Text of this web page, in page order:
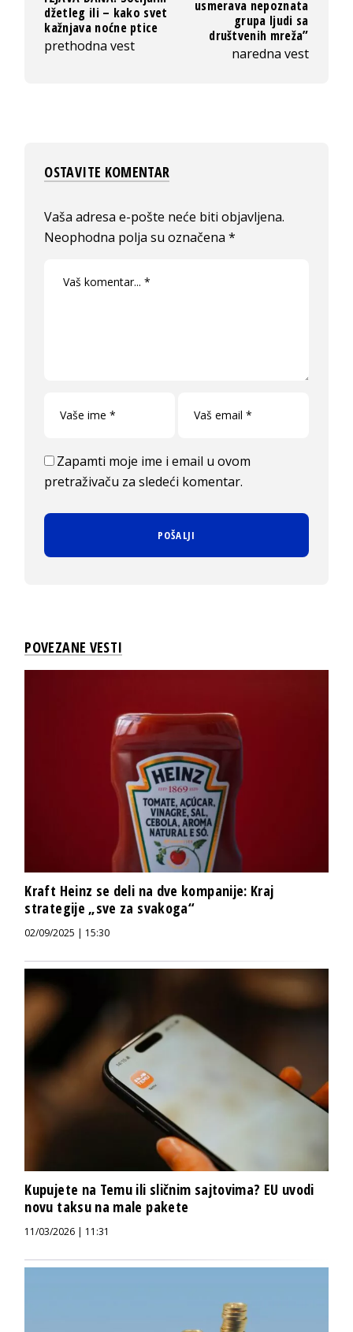
džetleg ili – kako svet
kažnjava noćne ptice
prethodna vest
usmerava nepoznata
grupa ljudi sa
društvenih mreža”
naredna vest
OSTAVITE KOMENTAR
Vaša adresa e-pošte neće biti objavljena.
Neophodna polja su označena*
Zapamti moje ime i email u ovom
pretraživaču za sledeći komentar.
POVEZANE VESTI
Kraft Heinz se deli na dve kompanije: Kraj
strategije „sve za svakoga“
02/09/2025 | 15:30
Kupujete na Temu ili sličnim sajtovima? EU uvodi
novu taksu na male pakete
11/03/2026 | 11:31